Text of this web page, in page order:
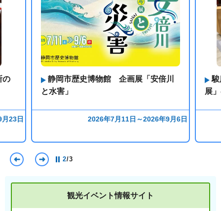
前のスライドを表示
2/3
の
23日
静岡市歴史博物館 企画展「安倍川
と水害」
2026年7月11日～2026年9月6日
駿
展
観光イベント情報サイト